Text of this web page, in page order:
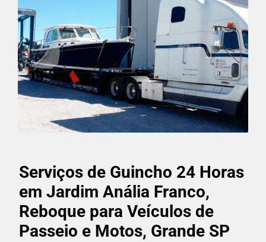
Serviços de Guincho 24 Horas
em Jardim Anália Franco,
Reboque para Veículos de
Passeio e Motos, Grande SP